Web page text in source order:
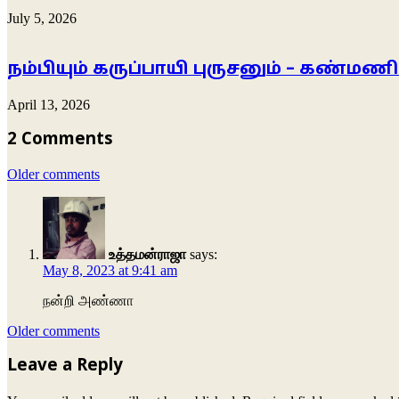
July 5, 2026
நம்பியும் கருப்பாயி புருசனும் – கண்மணி
April 13, 2026
2 Comments
Comments
navigation
Older comments
உத்தமன்ராஜா says:
May 8, 2023 at 9:41 am
நன்றி அண்ணா
Comments
navigation
Older comments
Leave a Reply